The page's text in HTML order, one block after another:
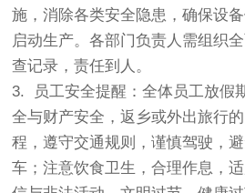
施，消除各类安全隐患，确保设
启动生产。各部门负责人需组织
查记录，责任到人。
3. 员工安全提醒：全体员工放假
全与财产安全，返乡或外出旅行
程，遵守交通规则，谨慎驾驶，
车；注意饮食卫生，合理作息，